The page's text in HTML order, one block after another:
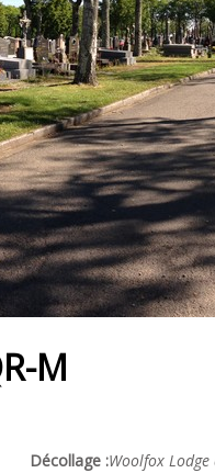
M
Décollage :Woolfox